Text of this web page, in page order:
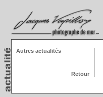
Autres actualités
Retour